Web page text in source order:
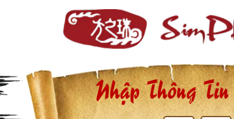
Nhập Thông